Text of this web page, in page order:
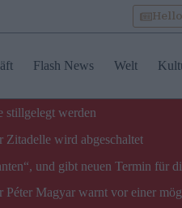
Flash News Welt
stillgelegt werden
Zitadelle wird abgeschaltet
und gibt neuen Termin für
Magyar warnt vor einer